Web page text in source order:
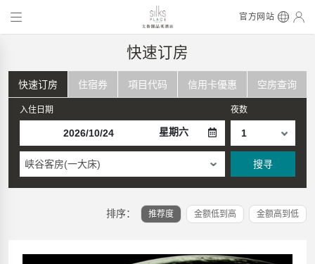
官方网站
快速订房
快速订房 住宿券 項目代码 信用卡優惠 空房查询
入住日期
星期六
夜数
峡谷客房(一大床) 搜寻
排序： 推荐度 金额低到高 金额高到低